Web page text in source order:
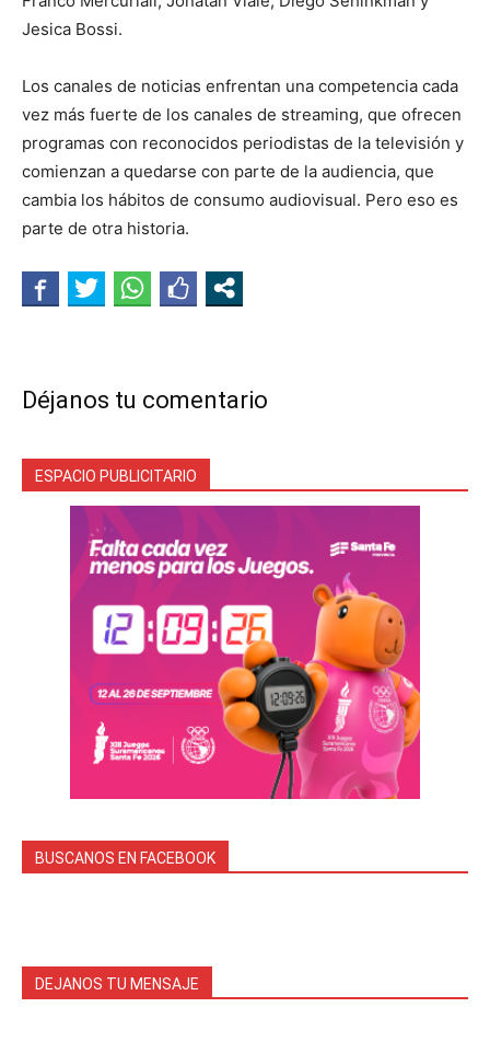
Jesica Bossi.
Los canales de noticias enfrentan una competencia cada
vez más fuerte de los canales de streaming, que ofrecen
programas con reconocidos periodistas de la televisión y
comienzan a quedarse con parte de la audiencia, que
cambia los hábitos de consumo audiovisual. Pero eso es
parte de otra historia.
Déjanos tu comentario
ESPACIO PUBLICITARIO
BUSCANOS EN FACEBOOK
DEJANOS TU MENSAJE